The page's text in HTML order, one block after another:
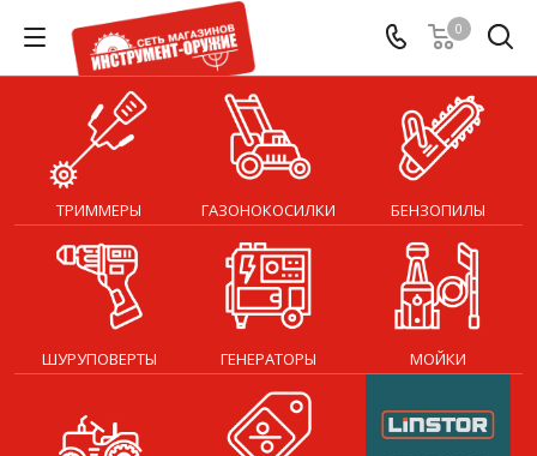
0
ТРИММЕРЫ ГАЗОНОКОСИЛКИ БЕНЗОПИЛЫ
ШУРУПОВЕРТЫ ГЕНЕРАТОРЫ МОЙКИ